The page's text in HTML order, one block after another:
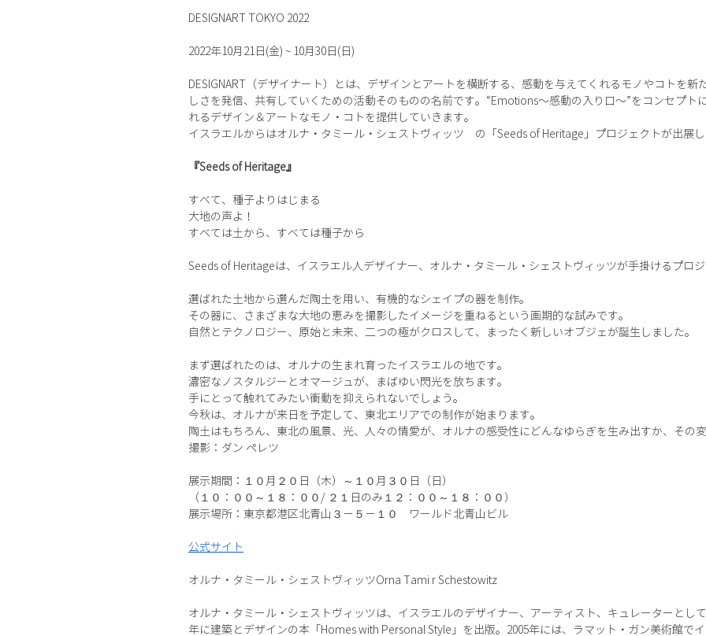
DESIGNART TOKYO 2022
2022年10月21日(金) ~ 10月30日(日)
DESIGNART（デザイナート）とは、デザインとアートを横断する、感動を与えてくれるモノやコトを新
しさを発信、共有していくための活動そのものの名前です。“Emotions〜感動の入り口〜”をコンセプト
れるデザイン＆アートなモノ・コトを提供していきます。
イスラエルからはオルナ・タミール・シェストヴィッツ の「Seeds of Heritage」プロジェクトが出展し
『Seeds of Heritage』
すべて、種子よりはじまる
大地の声よ！
すべては土から、すべては種子から
Seeds of Heritageは、イスラエル人デザイナー、オルナ・タミール・シェストヴィッツが手掛けるプロジ
選ばれた土地から選んだ陶土を用い、有機的なシェイプの器を制作。
その器に、さまざまな大地の恵みを撮影したイメージを重ねるという画期的な試みです。
自然とテクノロジー、原始と未来、二つの極がクロスして、まったく新しいオブジェが誕生しました。
まず選ばれたのは、オルナの生まれ育ったイスラエルの地です。
濃密なノスタルジーとオマージュが、まばゆい閃光を放ちます。
手にとって触れてみたい衝動を抑えられないでしょう。
今秋は、オルナが来日を予定して、東北エリアでの制作が始まります。
陶土はもちろん、東北の風景、光、人々の情愛が、オルナの感受性にどんなゆらぎを生み出すか、その
撮影：ダン ペレツ
展示期間：１０月２０日（木）～１０月３０日（日）
（１０：００～１８：００/ ２１日のみ１２：００～１８：００）
展示場所：東京都港区北青山３－５－１０ ワールド北青山ビル
公式サイト
オルナ・タミール・シェストヴィッツOrna Tami r Schestowitz
オルナ・タミール・シェストヴィッツは、イスラエルのデザイナー、アーティスト、キュレーターとし
年に建築とデザインの本「Homes with Personal Style」を出版。2005年には、ラマット・ガン美術館で